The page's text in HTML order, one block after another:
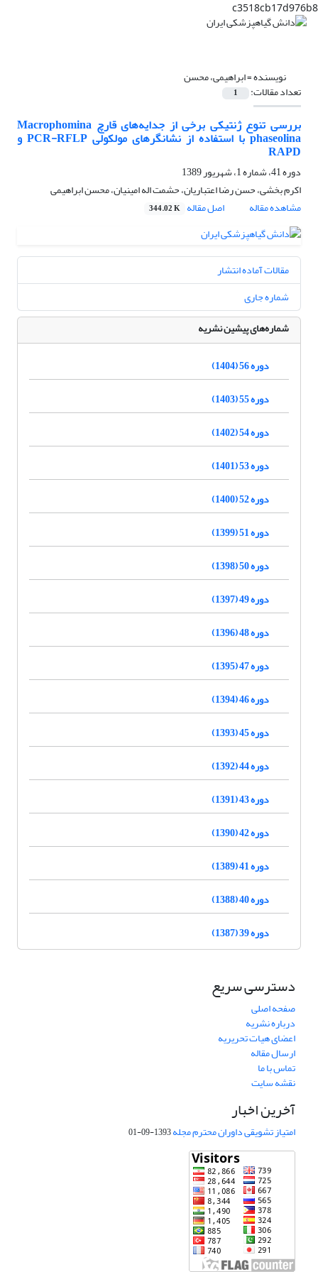
c3518cb17d976b8
نویسنده =ابراهیمی، محسن
تعداد مقالات: 1
بررسی تنوع ژنتیکی برخی از جدایه‌های قارچ Macrophomina
phaseolina با استفاده از نشانگر‌های مولکولی PCR-RFLP و
RAPD
دوره 41، شماره 1، شهریور 1389
اکرم بخشی، حسن رضا اعتباریان، حشمت اله امینیان، محسن ابراهیمی
مشاهده مقاله
اصل مقاله 344.02 K
مقالات آماده انتشار
شماره جاری
شماره‌های پیشین نشریه
دوره 56 (1404)
دوره 55 (1403)
دوره 54 (1402)
دوره 53 (1401)
دوره 52 (1400)
دوره 51 (1399)
دوره 50 (1398)
دوره 49 (1397)
دوره 48 (1396)
دوره 47 (1395)
دوره 46 (1394)
دوره 45 (1393)
دوره 44 (1392)
دوره 43 (1391)
دوره 42 (1390)
دوره 41 (1389)
دوره 40 (1388)
دوره 39 (1387)
دسترسی سریع
صفحه اصلی
درباره نشریه
اعضای هیات تحریریه
ارسال مقاله
تماس با ما
نقشه سایت
آخرین اخبار
امتیاز تشویقی داوران محترم مجله1393-09-01